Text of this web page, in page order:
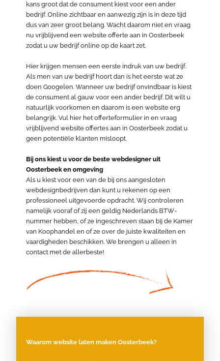
kans groot dat de consument kiest voor een ander
bedrijf. Online zichtbaar en aanwezig zijn is in deze tijd
dus van zeer groot belang. Wacht daarom niet en vraag
nu vrijblijvend een website offerte aan in Oosterbeek
zodat u uw bedrijf online op de kaart zet.
Hier krijgen mensen een eerste indruk van uw bedrijf.
Als men van uw bedrijf hoort dan is het eerste wat ze
doen Googelen. Wanneer uw bedrijf onvindbaar is kiest
de consument al gauw voor een ander bedrijf. Dit wilt u
natuurlijk voorkomen en daarom is een website erg
belangrijk. Vul hier het offerteformulier in en vraag
vrijblijvend website offertes aan in Oosterbeek zodat u
geen potentiële klanten misloopt.
Bij ons kiest u voor de beste webdesigner uit
Oosterbeek en omgeving
Als u kiest voor een van de bij ons aangesloten
webdesignbedrijven dan kunt u rekenen op een
professioneel uitgevoerde opdracht. Wij controleren
namelijk vooraf of zij een geldig Nederlands BTW-
nummer hebben, of ze ingeschreven staan bij de Kamer
van Koophandel en of ze over de juiste kwaliteiten en
vaardigheden beschikken. We brengen u alleen in
contact met de allerbeste!
Waarom website laten maken Oosterbeek?